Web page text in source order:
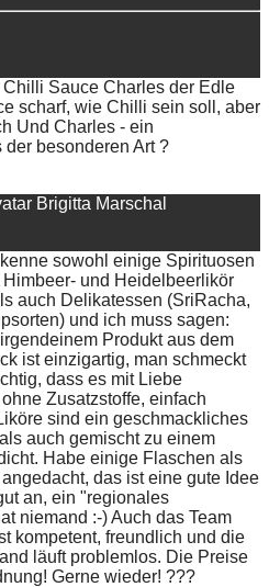
Chilli Sauce Charles der Edle
scharf, wie Chilli sein soll, aber
Und Charles - ein
besonderen Art ?
Brigitta Marschal
kenne sowohl einige Spirituosen
und Heidelbeerlikör
auch Delikatessen (SriRacha,
und ich muss sagen:
Produkt aus dem
ist einzigartig, man schmeckt
dass es mit Liebe
Zusatzstoffe, einfach
sind ein geschmackliches
auch gemischt zu einem
Habe einige Flaschen als
das ist eine gute Idee
an, ein "regionales
niemand :-) Auch das Team
kompetent, freundlich und die
läuft problemlos. Die Preise
Gerne wieder! ???